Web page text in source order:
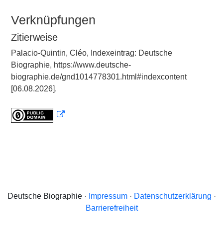
Verknüpfungen
Zitierweise
Palacio-Quintin, Cléo, Indexeintrag: Deutsche
Biographie, https://www.deutsche-
biographie.de/gnd1014778301.html#indexcontent
[06.08.2026].
Deutsche Biographie · Impressum· Datenschutzerklärung ·
Barrierefreiheit